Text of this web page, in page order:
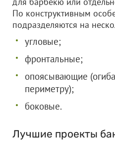
По конструктивным
подразделяются на
угловые;
фронтальные;
опоясывающие
периметру);
боковые.
Лучшие проекты